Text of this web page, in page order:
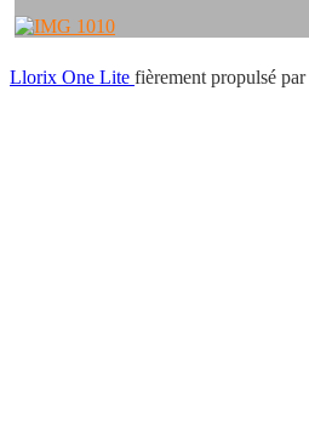
Menu
Llorix One Lite fièrement propulsé par